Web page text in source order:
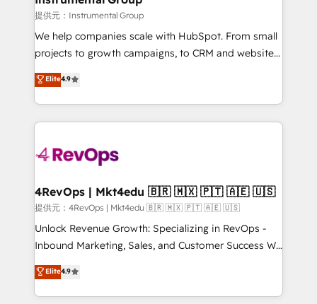
Won HubSpot Theme Challenge 2021 🌟INBOUND’19
HubSpot Rising Star Why us? Harnessing the full
potential of the powerful HubSpot CRM. ✔️A team of
HubSpot experience ✔️Flexible pricing models —
Hourly-fee (assigned one Dedicated HubSpot
requirement). ✔️Helped over 25,000+ customers so
far with our HubSpot solutions. ✔️Bespoke apps &
on-demand bundle services. Connect with us today!
提供元：Instrumental Group
We help companies scale with HubSpot. From small
projects to growth campaigns, to CRM and websites.
Hire an agency that's experienced in every inch of
HubSpot and willing to work hand-in-hand with your
team to simplify the complex and build a better
experience for your team and customers.
Elite4.9
4RevOps | Mkt4edu 🇧🇷 🇲🇽 🇵🇹 🇦🇪 🇺🇸
提供元：4RevOps | Mkt4edu 🇧🇷 🇲🇽 🇵🇹 🇦🇪 🇺🇸
Unlock Revenue Growth: Specializing in RevOps -
Inbound Marketing, Sales, and Customer Success We
specialize in driving revenue growth for companies
across industries through tailored marketing, sales,
and customer success strategies, utilizing RevOps
Elite4.9